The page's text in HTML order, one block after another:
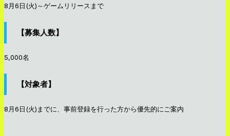
8月6日(火)～ゲームリリースまで
【募集人数】
5,000名
【対象者】
8月6日(火)までに、事前登録を行った方から優先的にご案内